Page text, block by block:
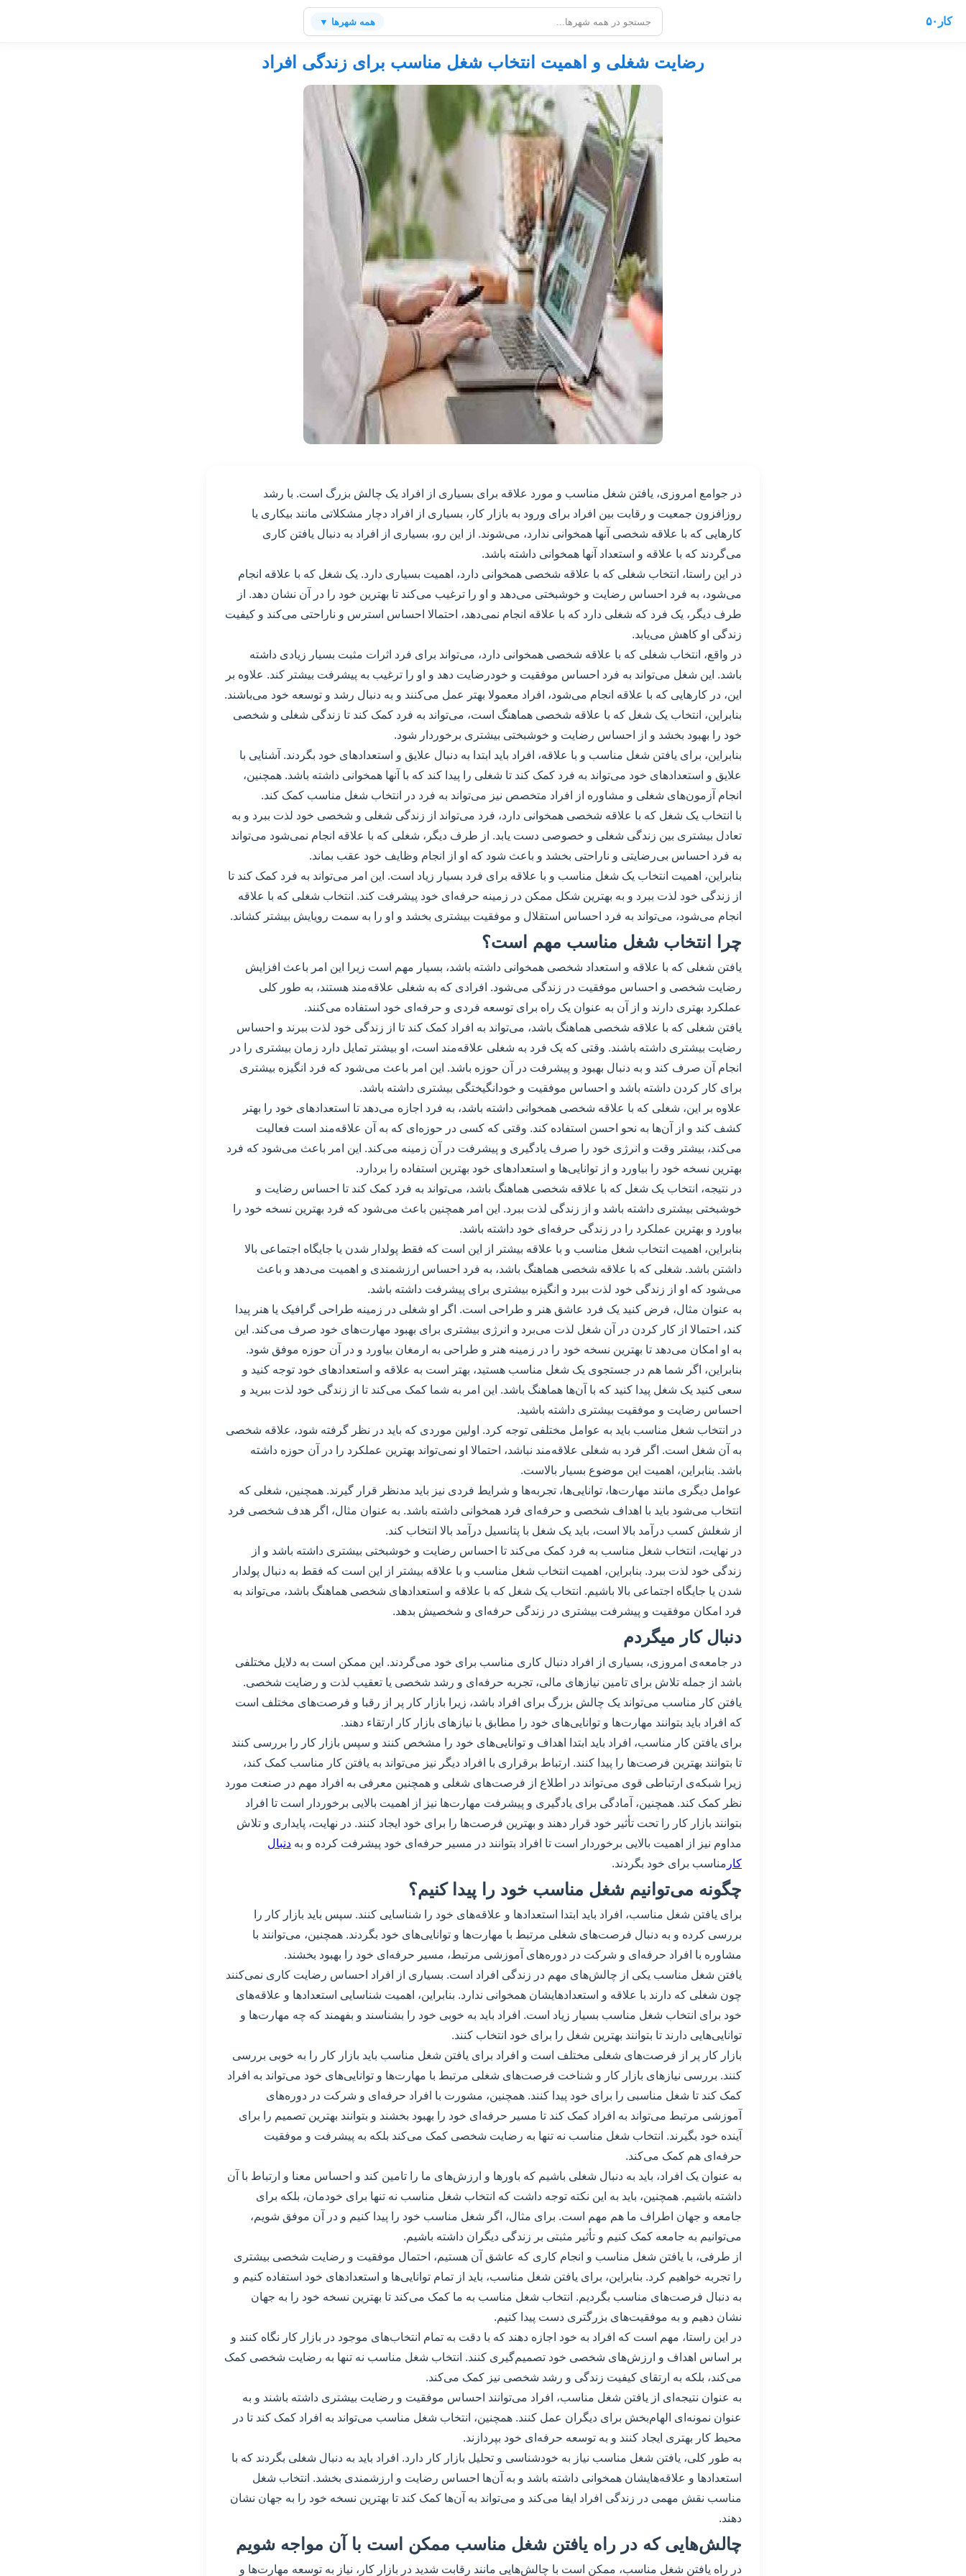
کار۵۰ همه شهرها ▼
رضایت شغلی و اهمیت انتخاب شغل مناسب برای زندگی افراد
در جوامع امروزی، یافتن شغل مناسب و مورد علاقه برای بسیاری از افراد یک چالش بزرگ است. با رشد
روزافزون جمعیت و رقابت بین افراد برای ورود به بازار کار، بسیاری از افراد دچار مشکلاتی مانند بیکاری یا
کارهایی که با علاقه شخصی آنها همخوانی ندارد، می‌شوند. از این رو، بسیاری از افراد به دنبال یافتن کاری
می‌گردند که با علاقه و استعداد آنها همخوانی داشته باشد.
در این راستا، انتخاب شغلی که با علاقه شخصی همخوانی دارد، اهمیت بسیاری دارد. یک شغل که با علاقه انجام
می‌شود، به فرد احساس رضایت و خوشبختی می‌دهد و او را ترغیب می‌کند تا بهترین خود را در آن نشان دهد. از
طرف دیگر، یک فرد که شغلی دارد که با علاقه انجام نمی‌دهد، احتمالا احساس استرس و ناراحتی می‌کند و کیفیت
زندگی او کاهش می‌یابد.
در واقع، انتخاب شغلی که با علاقه شخصی همخوانی دارد، می‌تواند برای فرد اثرات مثبت بسیار زیادی داشته
باشد. این شغل می‌تواند به فرد احساس موفقیت و خودرضایت دهد و او را ترغیب به پیشرفت بیشتر کند. علاوه بر
این، در کارهایی که با علاقه انجام می‌شود، افراد معمولا بهتر عمل می‌کنند و به دنبال رشد و توسعه خود می‌باشند.
بنابراین، انتخاب یک شغل که با علاقه شخصی هماهنگ است، می‌تواند به فرد کمک کند تا زندگی شغلی و شخصی
خود را بهبود بخشد و از احساس رضایت و خوشبختی بیشتری برخوردار شود.
بنابراین، برای یافتن شغل مناسب و با علاقه، افراد باید ابتدا به دنبال علایق و استعدادهای خود بگردند. آشنایی با
علایق و استعدادهای خود می‌تواند به فرد کمک کند تا شغلی را پیدا کند که با آنها همخوانی داشته باشد. همچنین،
انجام آزمون‌های شغلی و مشاوره از افراد متخصص نیز می‌تواند به فرد در انتخاب شغل مناسب کمک کند.
با انتخاب یک شغل که با علاقه شخصی همخوانی دارد، فرد می‌تواند از زندگی شغلی و شخصی خود لذت ببرد و به
تعادل بیشتری بین زندگی شغلی و خصوصی دست یابد. از طرف دیگر، شغلی که با علاقه انجام نمی‌شود می‌تواند
به فرد احساس بی‌رضایتی و ناراحتی بخشد و باعث شود که او از انجام وظایف خود عقب بماند.
بنابراین، اهمیت انتخاب یک شغل مناسب و با علاقه برای فرد بسیار زیاد است. این امر می‌تواند به فرد کمک کند تا
از زندگی خود لذت ببرد و به بهترین شکل ممکن در زمینه حرفه‌ای خود پیشرفت کند. انتخاب شغلی که با علاقه
انجام می‌شود، می‌تواند به فرد احساس استقلال و موفقیت بیشتری بخشد و او را به سمت رویایش بیشتر کشاند.
چرا انتخاب شغل مناسب مهم است؟
یافتن شغلی که با علاقه و استعداد شخصی همخوانی داشته باشد، بسیار مهم است زیرا این امر باعث افزایش
رضایت شخصی و احساس موفقیت در زندگی می‌شود. افرادی که به شغلی علاقه‌مند هستند، به طور کلی
عملکرد بهتری دارند و از آن به عنوان یک راه برای توسعه فردی و حرفه‌ای خود استفاده می‌کنند.
یافتن شغلی که با علاقه شخصی هماهنگ باشد، می‌تواند به افراد کمک کند تا از زندگی خود لذت ببرند و احساس
رضایت بیشتری داشته باشند. وقتی که یک فرد به شغلی علاقه‌مند است، او بیشتر تمایل دارد زمان بیشتری را در
انجام آن صرف کند و به دنبال بهبود و پیشرفت در آن حوزه باشد. این امر باعث می‌شود که فرد انگیزه بیشتری
برای کار کردن داشته باشد و احساس موفقیت و خودانگیختگی بیشتری داشته باشد.
علاوه بر این، شغلی که با علاقه شخصی همخوانی داشته باشد، به فرد اجازه می‌دهد تا استعدادهای خود را بهتر
کشف کند و از آن‌ها به نحو احسن استفاده کند. وقتی که کسی در حوزه‌ای که به آن علاقه‌مند است فعالیت
می‌کند، بیشتر وقت و انرژی خود را صرف یادگیری و پیشرفت در آن زمینه می‌کند. این امر باعث می‌شود که فرد
بهترین نسخه خود را بیاورد و از توانایی‌ها و استعدادهای خود بهترین استفاده را بردارد.
در نتیجه، انتخاب یک شغل که با علاقه شخصی هماهنگ باشد، می‌تواند به فرد کمک کند تا احساس رضایت و
خوشبختی بیشتری داشته باشد و از زندگی لذت ببرد. این امر همچنین باعث می‌شود که فرد بهترین نسخه خود را
بیاورد و بهترین عملکرد را در زندگی حرفه‌ای خود داشته باشد.
بنابراین، اهمیت انتخاب شغل مناسب و با علاقه بیشتر از این است که فقط پولدار شدن یا جایگاه اجتماعی بالا
داشتن باشد. شغلی که با علاقه شخصی هماهنگ باشد، به فرد احساس ارزشمندی و اهمیت می‌دهد و باعث
می‌شود که او از زندگی خود لذت ببرد و انگیزه بیشتری برای پیشرفت داشته باشد.
به عنوان مثال، فرض کنید یک فرد عاشق هنر و طراحی است. اگر او شغلی در زمینه طراحی گرافیک یا هنر پیدا
کند، احتمالا از کار کردن در آن شغل لذت می‌برد و انرژی بیشتری برای بهبود مهارت‌های خود صرف می‌کند. این
به او امکان می‌دهد تا بهترین نسخه خود را در زمینه هنر و طراحی به ارمغان بیاورد و در آن حوزه موفق شود.
بنابراین، اگر شما هم در جستجوی یک شغل مناسب هستید، بهتر است به علاقه و استعدادهای خود توجه کنید و
سعی کنید یک شغل پیدا کنید که با آن‌ها هماهنگ باشد. این امر به شما کمک می‌کند تا از زندگی خود لذت ببرید و
احساس رضایت و موفقیت بیشتری داشته باشید.
در انتخاب شغل مناسب باید به عوامل مختلفی توجه کرد. اولین موردی که باید در نظر گرفته شود، علاقه شخصی
به آن شغل است. اگر فرد به شغلی علاقه‌مند نباشد، احتمالا او نمی‌تواند بهترین عملکرد را در آن حوزه داشته
باشد. بنابراین، اهمیت این موضوع بسیار بالاست.
عوامل دیگری مانند مهارت‌ها، توانایی‌ها، تجربه‌ها و شرایط فردی نیز باید مدنظر قرار گیرند. همچنین، شغلی که
انتخاب می‌شود باید با اهداف شخصی و حرفه‌ای فرد همخوانی داشته باشد. به عنوان مثال، اگر هدف شخصی فرد
از شغلش کسب درآمد بالا است، باید یک شغل با پتانسیل درآمد بالا انتخاب کند.
در نهایت، انتخاب شغل مناسب به فرد کمک می‌کند تا احساس رضایت و خوشبختی بیشتری داشته باشد و از
زندگی خود لذت ببرد. بنابراین، اهمیت انتخاب شغل مناسب و با علاقه بیشتر از این است که فقط به دنبال پولدار
شدن یا جایگاه اجتماعی بالا باشیم. انتخاب یک شغل که با علاقه و استعدادهای شخصی هماهنگ باشد، می‌تواند به
فرد امکان موفقیت و پیشرفت بیشتری در زندگی حرفه‌ای و شخصیش بدهد.
دنبال کار میگردم
در جامعه‌ی امروزی، بسیاری از افراد دنبال کاری مناسب برای خود می‌گردند. این ممکن است به دلایل مختلفی
باشد از جمله تلاش برای تامین نیازهای مالی، تجربه حرفه‌ای و رشد شخصی یا تعقیب لذت و رضایت شخصی.
یافتن کار مناسب می‌تواند یک چالش بزرگ برای افراد باشد، زیرا بازار کار پر از رقبا و فرصت‌های مختلف است
که افراد باید بتوانند مهارت‌ها و توانایی‌های خود را مطابق با نیازهای بازار کار ارتقاء دهند.
برای یافتن کار مناسب، افراد باید ابتدا اهداف و توانایی‌های خود را مشخص کنند و سپس بازار کار را بررسی کنند
تا بتوانند بهترین فرصت‌ها را پیدا کنند. ارتباط برقراری با افراد دیگر نیز می‌تواند به یافتن کار مناسب کمک کند،
زیرا شبکه‌ی ارتباطی قوی می‌تواند در اطلاع از فرصت‌های شغلی و همچنین معرفی به افراد مهم در صنعت مورد
نظر کمک کند. همچنین، آمادگی برای یادگیری و پیشرفت مهارت‌ها نیز از اهمیت بالایی برخوردار است تا افراد
بتوانند بازار کار را تحت تأثیر خود قرار دهند و بهترین فرصت‌ها را برای خود ایجاد کنند. در نهایت، پایداری و تلاش
مداوم نیز از اهمیت بالایی برخوردار است تا افراد بتوانند در مسیر حرفه‌ای خود پیشرفت کرده و به دنبال
کار مناسب برای خود بگردند.
چگونه می‌توانیم شغل مناسب خود را پیدا کنیم؟
برای یافتن شغل مناسب، افراد باید ابتدا استعدادها و علاقه‌های خود را شناسایی کنند. سپس باید بازار کار را
بررسی کرده و به دنبال فرصت‌های شغلی مرتبط با مهارت‌ها و توانایی‌های خود بگردند. همچنین، می‌توانند با
مشاوره با افراد حرفه‌ای و شرکت در دوره‌های آموزشی مرتبط، مسیر حرفه‌ای خود را بهبود بخشند.
یافتن شغل مناسب یکی از چالش‌های مهم در زندگی افراد است. بسیاری از افراد احساس رضایت کاری نمی‌کنند
چون شغلی که دارند با علاقه و استعدادهایشان همخوانی ندارد. بنابراین، اهمیت شناسایی استعدادها و علاقه‌های
خود برای انتخاب شغل مناسب بسیار زیاد است. افراد باید به خوبی خود را بشناسند و بفهمند که چه مهارت‌ها و
توانایی‌هایی دارند تا بتوانند بهترین شغل را برای خود انتخاب کنند.
بازار کار پر از فرصت‌های شغلی مختلف است و افراد برای یافتن شغل مناسب باید بازار کار را به خوبی بررسی
کنند. بررسی نیازهای بازار کار و شناخت فرصت‌های شغلی مرتبط با مهارت‌ها و توانایی‌های خود می‌تواند به افراد
کمک کند تا شغل مناسبی را برای خود پیدا کنند. همچنین، مشورت با افراد حرفه‌ای و شرکت در دوره‌های
آموزشی مرتبط می‌تواند به افراد کمک کند تا مسیر حرفه‌ای خود را بهبود بخشند و بتوانند بهترین تصمیم را برای
آینده خود بگیرند. انتخاب شغل مناسب نه تنها به رضایت شخصی کمک می‌کند بلکه به پیشرفت و موفقیت
حرفه‌ای هم کمک می‌کند.
به عنوان یک افراد، باید به دنبال شغلی باشیم که باورها و ارزش‌های ما را تامین کند و احساس معنا و ارتباط با آن
داشته باشیم. همچنین، باید به این نکته توجه داشت که انتخاب شغل مناسب نه تنها برای خودمان، بلکه برای
جامعه و جهان اطراف ما هم مهم است. برای مثال، اگر شغل مناسب خود را پیدا کنیم و در آن موفق شویم،
می‌توانیم به جامعه کمک کنیم و تأثیر مثبتی بر زندگی دیگران داشته باشیم.
از طرفی، با یافتن شغل مناسب و انجام کاری که عاشق آن هستیم، احتمال موفقیت و رضایت شخصی بیشتری
را تجربه خواهیم کرد. بنابراین، برای یافتن شغل مناسب، باید از تمام توانایی‌ها و استعدادهای خود استفاده کنیم و
به دنبال فرصت‌های مناسب بگردیم. انتخاب شغل مناسب به ما کمک می‌کند تا بهترین نسخه خود را به جهان
نشان دهیم و به موفقیت‌های بزرگتری دست پیدا کنیم.
در این راستا، مهم است که افراد به خود اجازه دهند که با دقت به تمام انتخاب‌های موجود در بازار کار نگاه کنند و
بر اساس اهداف و ارزش‌های شخصی خود تصمیم‌گیری کنند. انتخاب شغل مناسب نه تنها به رضایت شخصی کمک
می‌کند، بلکه به ارتقای کیفیت زندگی و رشد شخصی نیز کمک می‌کند.
به عنوان نتیجه‌ای از یافتن شغل مناسب، افراد می‌توانند احساس موفقیت و رضایت بیشتری داشته باشند و به
عنوان نمونه‌ای الهام‌بخش برای دیگران عمل کنند. همچنین، انتخاب شغل مناسب می‌تواند به افراد کمک کند تا در
محیط کار بهتری ایجاد کنند و به توسعه حرفه‌ای خود بپردازند.
به طور کلی، یافتن شغل مناسب نیاز به خودشناسی و تحلیل بازار کار دارد. افراد باید به دنبال شغلی بگردند که با
استعدادها و علاقه‌هایشان همخوانی داشته باشد و به آن‌ها احساس رضایت و ارزشمندی بخشد. انتخاب شغل
مناسب نقش مهمی در زندگی افراد ایفا می‌کند و می‌تواند به آن‌ها کمک کند تا بهترین نسخه خود را به جهان نشان
دهند.
چالش‌هایی که در راه یافتن شغل مناسب ممکن است با آن مواجه شویم
در راه یافتن شغل مناسب، ممکن است با چالش‌هایی مانند رقابت شدید در بازار کار، نیاز به توسعه مهارت‌ها و